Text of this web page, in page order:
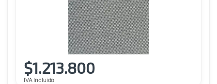
$1.213.800
IVA Incluido